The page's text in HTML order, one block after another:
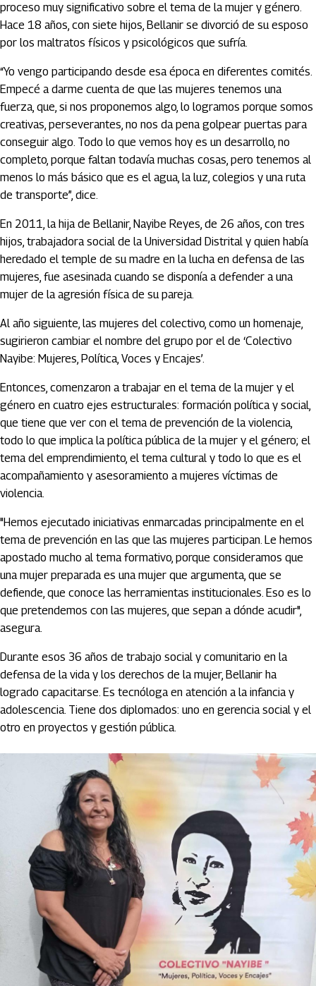
proceso muy significativo sobre el tema de la mujer y género.
Hace 18 años, con siete hijos, Bellanir se divorció de su esposo
por los maltratos físicos y psicológicos que sufría.
“Yo vengo participando desde esa época en diferentes comités.
Empecé a darme cuenta de que las mujeres tenemos una
fuerza, que, si nos proponemos algo, lo logramos porque somos
creativas, perseverantes, no nos da pena golpear puertas para
conseguir algo. Todo lo que vemos hoy es un desarrollo, no
completo, porque faltan todavía muchas cosas, pero tenemos al
menos lo más básico que es el agua, la luz, colegios y una ruta
de transporte”, dice.
En 2011, la hija de Bellanir, Nayibe Reyes, de 26 años, con tres
hijos, trabajadora social de la Universidad Distrital y quien había
heredado el temple de su madre en la lucha en defensa de las
mujeres, fue asesinada cuando se disponía a defender a una
mujer de la agresión física de su pareja.
Al año siguiente, las mujeres del colectivo, como un homenaje,
sugirieron cambiar el nombre del grupo por el de ‘Colectivo
Nayibe: Mujeres, Política, Voces y Encajes’.
Entonces, comenzaron a trabajar en el tema de la mujer y el
género en cuatro ejes estructurales: formación política y social,
que tiene que ver con el tema de prevención de la violencia,
todo lo que implica la política pública de la mujer y el género; el
tema del emprendimiento, el tema cultural y todo lo que es el
acompañamiento y asesoramiento a mujeres víctimas de
violencia.
"Hemos ejecutado iniciativas enmarcadas principalmente en el
tema de prevención en las que las mujeres participan. Le hemos
apostado mucho al tema formativo, porque consideramos que
una mujer preparada es una mujer que argumenta, que se
defiende, que conoce las herramientas institucionales. Eso es lo
que pretendemos con las mujeres, que sepan a dónde acudir",
asegura.
Durante esos 36 años de trabajo social y comunitario en la
defensa de la vida y los derechos de la mujer, Bellanir ha
logrado capacitarse. Es tecnóloga en atención a la infancia y
adolescencia. Tiene dos diplomados: uno en gerencia social y el
otro en proyectos y gestión pública.